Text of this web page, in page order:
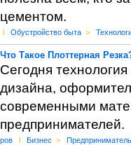
цементом.
l Обустройство быта >
Что Такое Плоттерная
Сегодня
дизайна,
современными
предпринимателей.
l Бизнес >